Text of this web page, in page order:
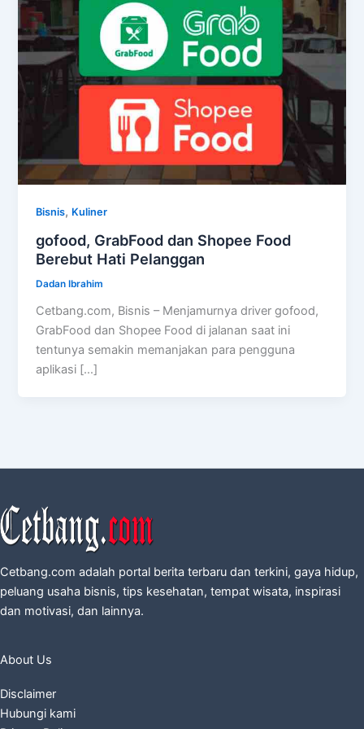
Bisnis, Kuliner
gofood, GrabFood dan Shopee Food
Berebut Hati Pelanggan
Dadan Ibrahim
Cetbang.com, Bisnis – Menjamurnya driver gofood,
GrabFood dan Shopee Food di jalanan saat ini
tentunya semakin memanjakan para pengguna
aplikasi […]
Cetbang.com adalah portal berita terbaru dan terkini, gaya hidup,
peluang usaha bisnis, tips kesehatan, tempat wisata, inspirasi
dan motivasi, dan lainnya.
About Us
Disclaimer
Hubungi kami